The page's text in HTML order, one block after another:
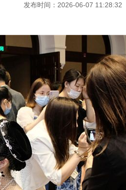
发布时间：2026-06-07 11:28:32